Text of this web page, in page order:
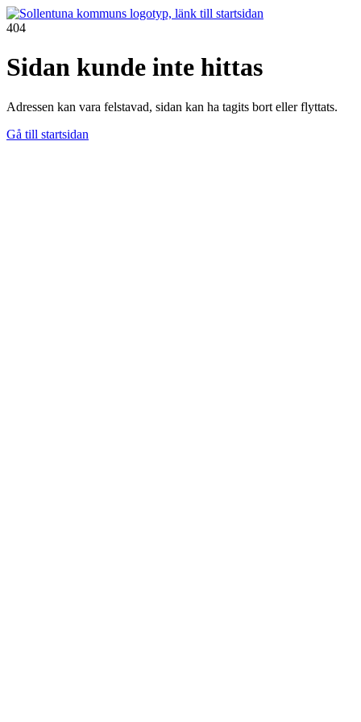
404
Sidan kunde inte hittas
Adressen kan vara felstavad, sidan kan ha tagits bort eller flyttats.
Gå till startsidan